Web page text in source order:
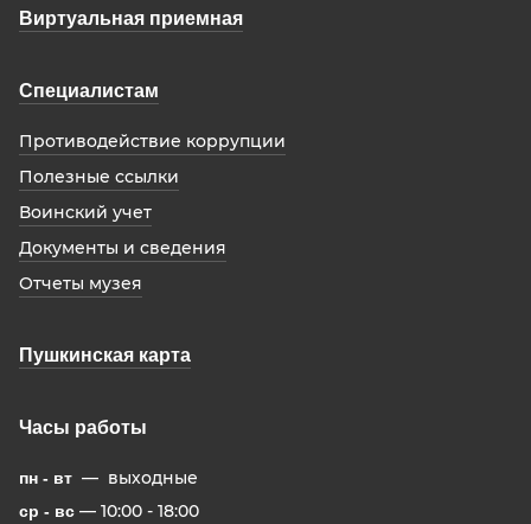
Виртуальная приемная
Специалистам
Противодействие коррупции
Полезные ссылки
Воинский учет
Документы и сведения
Отчеты музея
Пушкинская карта
Часы работы
пн - вт — выходные
ср - вс — 10:00 - 18:00